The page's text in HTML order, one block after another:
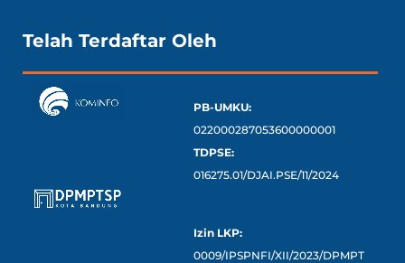
Telah Terdaftar Oleh
PB-UMKU:
022000287053600000001
TDPSE:
016275.01/DJAI.PSE/11/2024
Izin LKP:
0009/IPSPNFI/XII/2023/DPMPT